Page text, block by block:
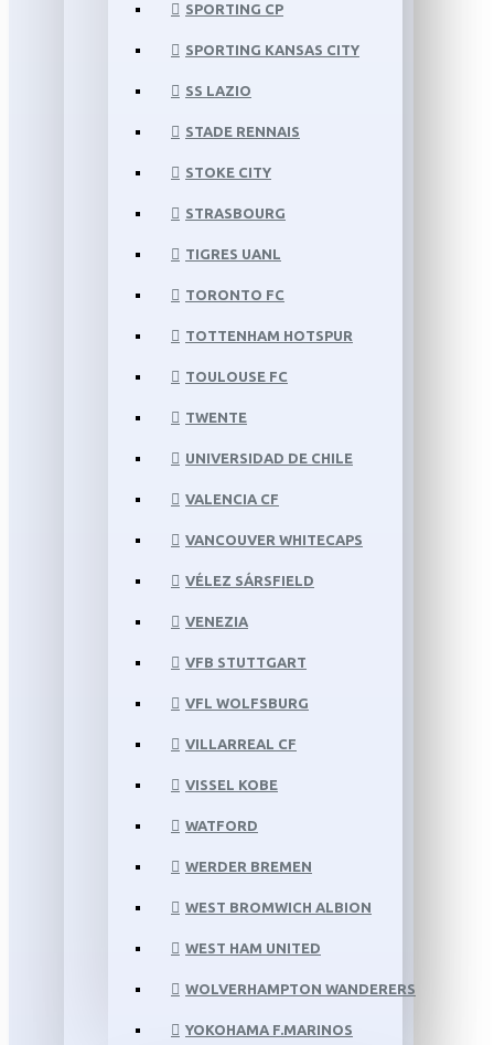
SPORTING CP
SPORTING KANSAS CITY
SS LAZIO
STADE RENNAIS
STOKE CITY
STRASBOURG
TIGRES UANL
TORONTO FC
TOTTENHAM HOTSPUR
TOULOUSE FC
TWENTE
UNIVERSIDAD DE CHILE
VALENCIA CF
VANCOUVER WHITECAPS
VÉLEZ SÁRSFIELD
VENEZIA
VFB STUTTGART
VFL WOLFSBURG
VILLARREAL CF
VISSEL KOBE
WATFORD
WERDER BREMEN
WEST BROMWICH ALBION
WEST HAM UNITED
WOLVERHAMPTON WANDERERS
YOKOHAMA F.MARINOS